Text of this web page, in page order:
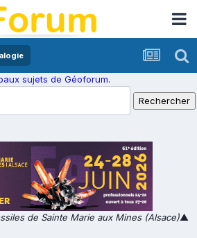
sujets de Géoforum.
de Sainte Marie aux Mines (Alsace)▲